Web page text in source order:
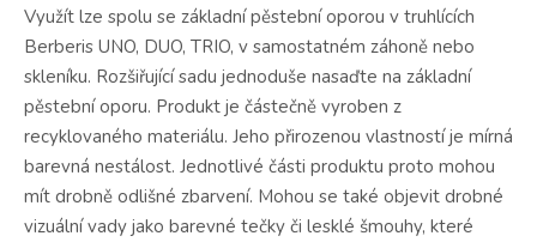
Využít lze spolu se základní pěstební oporou v truhlících
Berberis UNO, DUO, TRIO, v samostatném záhoně nebo
skleníku. Rozšiřující sadu jednoduše nasaďte na základní
pěstební oporu. Produkt je částečně vyroben z
recyklovaného materiálu. Jeho přirozenou vlastností je mírná
barevná nestálost. Jednotlivé části produktu proto mohou
mít drobně odlišné zbarvení. Mohou se také objevit drobné
vizuální vady jako barevné tečky či lesklé šmouhy, které